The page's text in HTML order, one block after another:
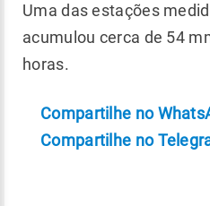
Uma das estações
acumulou cerca de 54
horas.
Compartilhe no
Compartilhe no